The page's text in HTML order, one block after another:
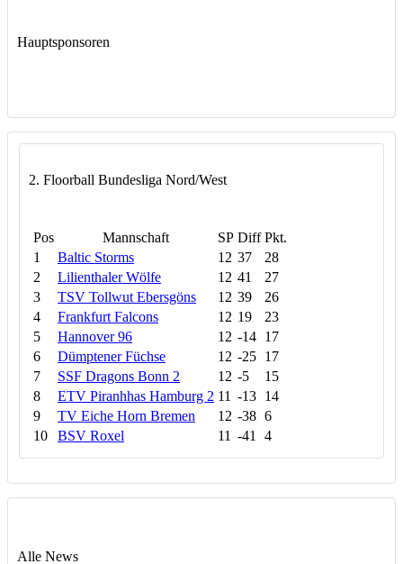
Hauptsponsoren
2. Floorball Bundesliga Nord/West
Pos Mannschaft SP Diff Pkt.
1
Baltic Storms 12 37
28
2
Lilienthaler Wölfe 12 41
27
3
TSV Tollwut Ebersgöns 12 39
26
4
Frankfurt Falcons 12 19
23
5
Hannover 96 12 -14 17
6
Dümptener Füchse 12 -25 17
7
SSF Dragons Bonn 2 12 -5
15
8
ETV Piranhhas Hamburg 2 11 -13 14
9
TV Eiche Horn Bremen 12 -38 6
10
BSV Roxel 11 -41 4
Alle News